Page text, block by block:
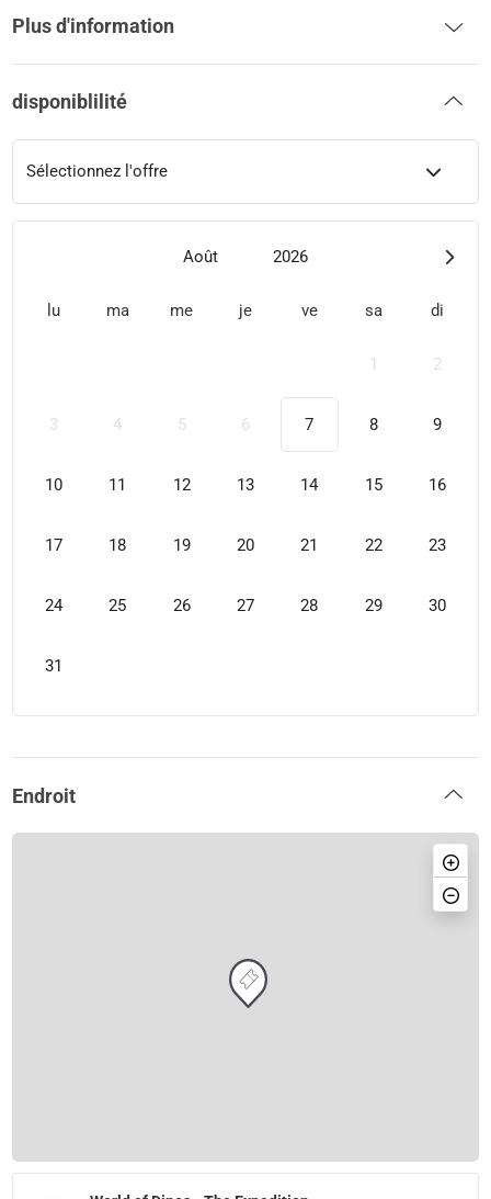
Plus d'information
disponiblilité
Sélectionnez l'offre
Août 2026
lu ma me je ve sa di
1 2
3 4 5 6 7 8 9
10 11 12 13 14 15 16
17 18 19 20 21 22 23
24 25 26 27 28 29 30
31
Endroit